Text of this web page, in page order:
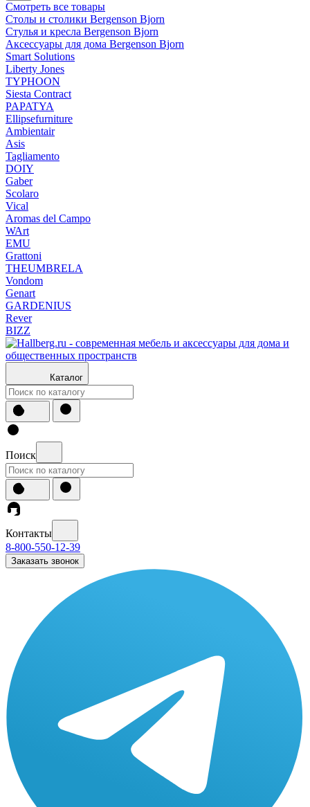
Смотреть все товары
Столы и столики Bergenson Bjorn
Стулья и кресла Bergenson Bjorn
Аксессуары для дома Bergenson Bjorn
Smart Solutions
Liberty Jones
TYPHOON
Siesta Contract
PAPATYA
Ellipsefurniture
Ambientair
Asis
Tagliamento
DOIY
Gaber
Scolaro
Vical
Aromas del Campo
WArt
EMU
Grattoni
THEUMBRELA
Vondom
Genart
GARDENIUS
Rever
BIZZ
Каталог
Поиск
Контакты
8-800-550-12-39
Заказать звонок